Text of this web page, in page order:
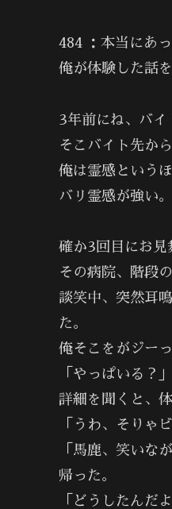
484 ：本当にあ
俺が体験した話
3年前にね、バ
そこバイト先か
俺は霊感という
バリ霊感が強い。
確か3回目にお見
その病院、階段
談笑中、突然耳
た。
俺そこをがジー
「やっぱいる？
詳細を聞くと、
「うわ、そりゃ
「馬鹿、笑いな
帰った。
「どうしたんだ